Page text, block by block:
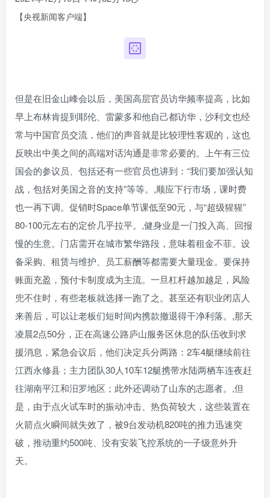
【央视新闻客户端】
但是在旧金山峰会以后，美国高层官员访华频率提高，比如
早上布林肯提到耶伦、雷蒙多和他自己都访华，沙利文也经
常与中国官员交流，他们的声音就是比较理性客观的，这也
反映出中美之间的高端对话沟通是非常必要的。上午有三位
国会的参议员、包括还有一些官员也讲到：“我们要加强认知
战，包括对美国之音的支持”等等。,顺应下行市场，课时费
也一再下调。促销时Space单节课低至90元，与“超级猩猩”
80-100元左右的定价几乎拉平。,健身业是一门投入高、回报
慢的生意。门店需开在城市繁华路段，意味着租金不菲。设
备采购、租赁与维护、员工薪酬等都需要大量现金。要保持
账面充盈，预付卡制度成为主流。一旦杠杆越加越足，风险
兜不住时，有些老板就选择一跑了之。甚至还有职业闭店人
来善后，可以让老板们短时间内携款撤退得干净利落。,那天
凌晨2点50分，正在高速公路庐山服务区休息的队伍收到求
援消息，紧急会议后，他们决定兵分两路：2车4艇继续前往
江西永修县；主力团队30人10车12艇携带水陆两栖车连夜赶
往湖南平江和汨罗地区；此外还调动了山东的志愿者。,但
是，由于点火试车时的振动冲击、热负荷较大，这些装置在
火箭点火瞬间就失效了，被9台发动机820吨的推力迅速突
破，推动重约500吨、没有安装飞控系统的一子级意外升
天。